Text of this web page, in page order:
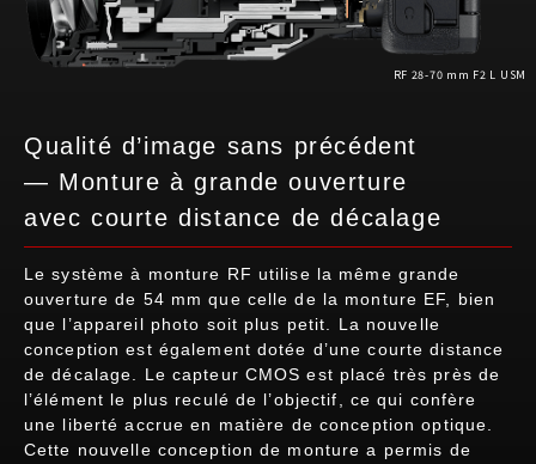
RF 28-70 mm F2 L USM
Qualité d’image sans précédent
— Monture à grande ouverture
avec courte distance de décalage
Le système à monture RF utilise la même grande
ouverture de 54 mm que celle de la monture EF, bien
que l’appareil photo soit plus petit. La nouvelle
conception est également dotée d’une courte distance
de décalage. Le capteur CMOS est placé très près de
l’élément le plus reculé de l’objectif, ce qui confère
une liberté accrue en matière de conception optique.
Cette nouvelle conception de monture a permis de